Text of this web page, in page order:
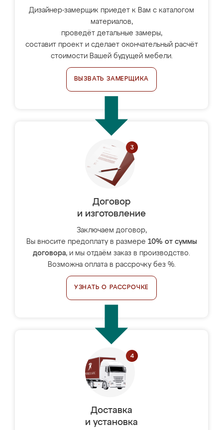
Дизайнер-замерщик приедет к Вам с каталогом
материалов,
проведёт детальные замеры,
составит проект и сделает окончательный расчёт
стоимости Вашей будущей мебели.
ВЫЗВАТЬ ЗАМЕРЩИКА
Договор
и изготовление
Заключаем договор,
Вы вносите предоплату в размере 10% от суммы
договора, и мы отдаём заказ в производство.
Возможна оплата в рассрочку без %.
УЗНАТЬ О РАССРОЧКЕ
Доставка
и установка